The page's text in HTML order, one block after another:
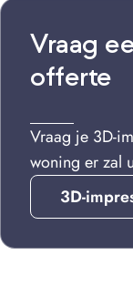
Vraag
offerte
Vraag je 3D-
woning er zal
3D-